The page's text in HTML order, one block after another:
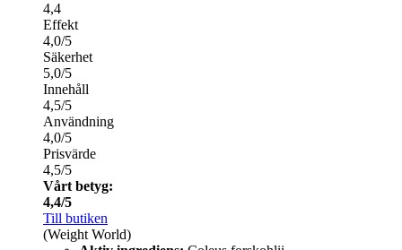
4,4
Effekt
4,0/5
Säkerhet
5,0/5
Innehåll
4,5/5
Användning
4,0/5
Prisvärde
4,5/5
Vårt betyg:
4,4/5
Till butiken
(Weight World)